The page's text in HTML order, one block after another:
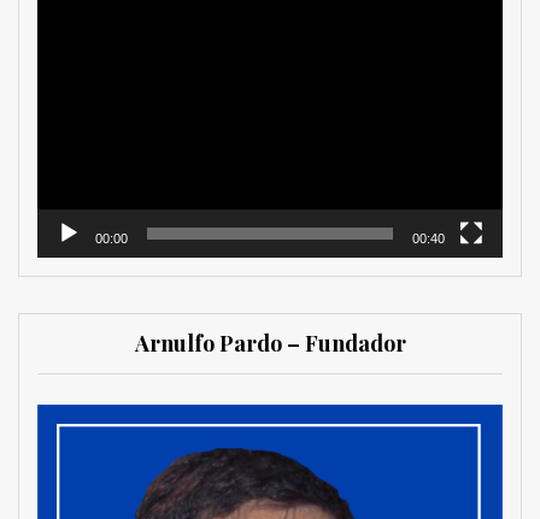
00:00 00:40
Arnulfo Pardo – Fundador